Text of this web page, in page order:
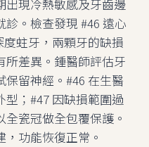
出現冷熱敏感及牙齒邊
。檢查發現 #46 遠心
蛀牙，兩顆牙的缺損
所差異。鍾醫師評估牙
留神經。#46 在生醫
；#47 因缺損範圍過
瓷冠做全包覆保護。
功能恢復正常。